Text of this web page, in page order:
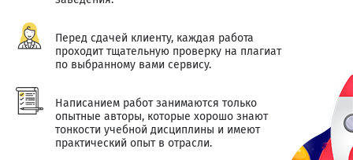
Перед сдачей клиенту, каждая работа
проходит тщательную проверку на плагиат
по выбранному вами сервису.
Написанием работ занимаются только
опытные авторы, которые хорошо знают
тонкости учебной дисциплины и имеют
практический опыт в отрасли.